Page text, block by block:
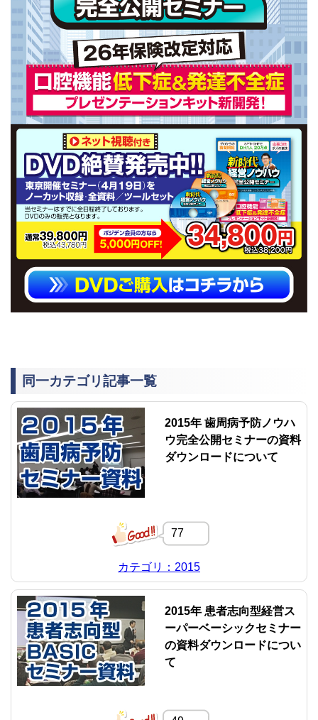
同一カテゴリ記事一覧
2015年 歯周病予防ノウハ
ウ完全公開セミナーの資料
ダウンロードについて
77
カテゴリ：2015
2015年 患者志向型経営ス
ーパーベーシックセミナー
の資料ダウンロードについ
て